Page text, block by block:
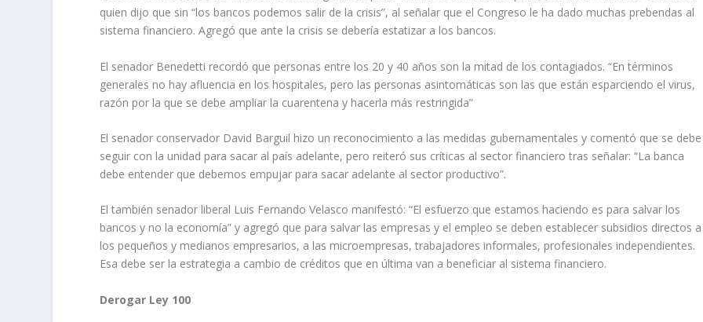
quien dijo que sin “los bancos podemos salir de la crisis”, al señalar que el Congreso le ha dado muchas prebendas al
sistema financiero. Agregó que ante la crisis se debería estatizar a los bancos.
El senador Benedetti recordó que personas entre los 20 y 40 años son la mitad de los contagiados. “En términos
generales no hay afluencia en los hospitales, pero las personas asintomáticas son las que están esparciendo el virus,
razón por la que se debe ampliar la cuarentena y hacerla más restringida”
El senador conservador David Barguil hizo un reconocimiento a las medidas gubernamentales y comentó que se debe
seguir con la unidad para sacar al país adelante, pero reiteró sus críticas al sector financiero tras señalar: “La banca
debe entender que debemos empujar para sacar adelante al sector productivo”.
El también senador liberal Luis Fernando Velasco manifestó: “El esfuerzo que estamos haciendo es para salvar los
bancos y no la economía” y agregó que para salvar las empresas y el empleo se deben establecer subsidios directos a
los pequeños y medianos empresarios, a las microempresas, trabajadores informales, profesionales independientes.
Esa debe ser la estrategia a cambio de créditos que en última van a beneficiar al sistema financiero.
Derogar Ley 100